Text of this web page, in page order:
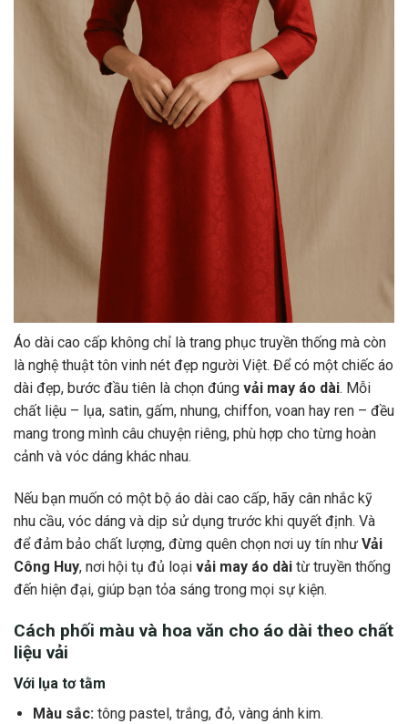
Áo dài cao cấp không chỉ là trang phục truyền thống mà còn
là nghệ thuật tôn vinh nét đẹp người Việt. Để có một chiếc áo
dài đẹp, bước đầu tiên là chọn đúng vải may áo dài. Mỗi
chất liệu – lụa, satin, gấm, nhung, chiffon, voan hay ren – đều
mang trong mình câu chuyện riêng, phù hợp cho từng hoàn
cảnh và vóc dáng khác nhau.
Nếu bạn muốn có một bộ áo dài cao cấp, hãy cân nhắc kỹ
nhu cầu, vóc dáng và dịp sử dụng trước khi quyết định. Và
để đảm bảo chất lượng, đừng quên chọn nơi uy tín như Vải
Công Huy, nơi hội tụ đủ loại vải may áo dài từ truyền thống
đến hiện đại, giúp bạn tỏa sáng trong mọi sự kiện.
Cách phối màu và hoa văn cho áo dài theo chất
liệu vải
Với lụa tơ tằm
Màu sắc:tông pastel, trắng, đỏ, vàng ánh kim.